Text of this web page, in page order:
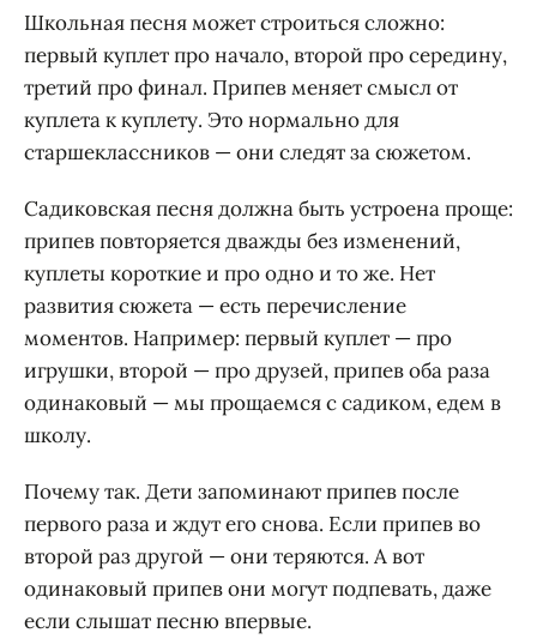
Школьная песня может строиться сложно:
первый куплет про начало, второй про середину,
третий про финал. Припев меняет смысл от
куплета к куплету. Это нормально для
старшеклассников — они следят за сюжетом.
Садиковская песня должна быть устроена проще:
припев повторяется дважды без изменений,
куплеты короткие и про одно и то же. Нет
развития сюжета — есть перечисление
моментов. Например: первый куплет — про
игрушки, второй — про друзей, припев оба раза
одинаковый — мы прощаемся с садиком, едем в
школу.
Почему так. Дети запоминают припев после
первого раза и ждут его снова. Если припев во
второй раз другой — они теряются. А вот
одинаковый припев они могут подпевать, даже
если слышат песню впервые.